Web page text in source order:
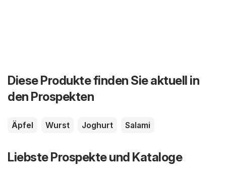
Diese Produkte finden Sie aktuell in
den Prospekten
Äpfel Wurst Joghurt Salami
Liebste Prospekte und Kataloge